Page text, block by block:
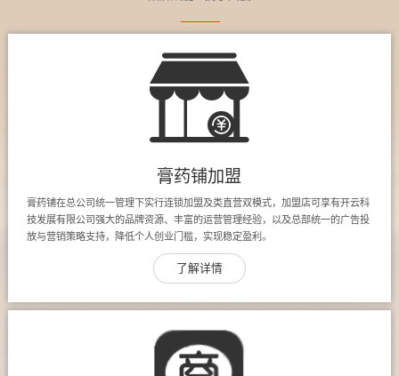
膏药铺加盟
膏药铺在总公司统一管理下实行连锁加盟及类直营双模式，加盟店可享有开云科
技发展有限公司强大的品牌资源、丰富的运营管理经验，以及总部统一的广告投
放与营销策略支持，降低个人创业门槛，实现稳定盈利。
了解详情